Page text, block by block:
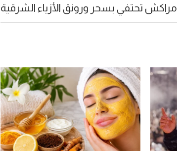
مراكش تحتفي بسحر ورونق الأزياء الشرقية